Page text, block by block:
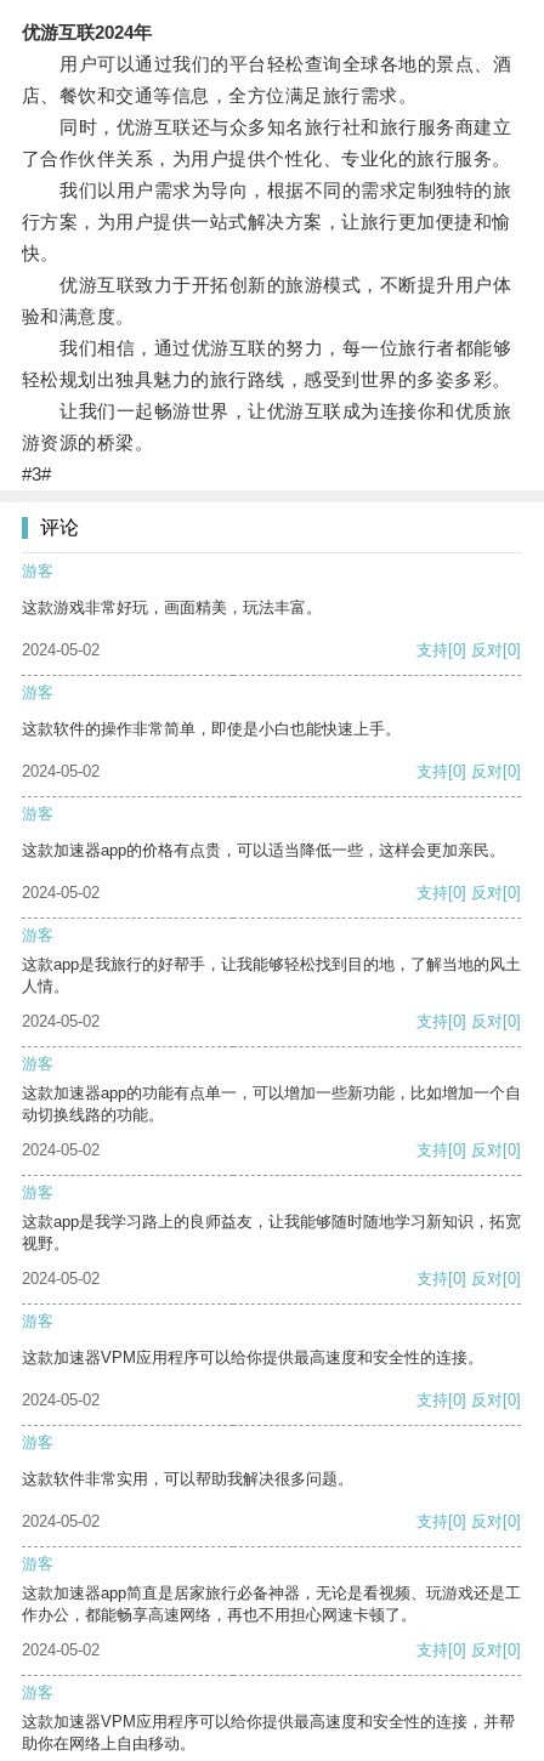
优游互联2024年
用户可以通过我们的平台轻松查询全球各地的景点、酒
店、餐饮和交通等信息，全方位满足旅行需求。
同时，优游互联还与众多知名旅行社和旅行服务商建立
了合作伙伴关系，为用户提供个性化、专业化的旅行服务。
我们以用户需求为导向，根据不同的需求定制独特的旅
行方案，为用户提供一站式解决方案，让旅行更加便捷和愉
快。
优游互联致力于开拓创新的旅游模式，不断提升用户体
验和满意度。
我们相信，通过优游互联的努力，每一位旅行者都能够
轻松规划出独具魅力的旅行路线，感受到世界的多姿多彩。
让我们一起畅游世界，让优游互联成为连接你和优质旅
游资源的桥梁。
#3#
评论
游客
这款游戏非常好玩，画面精美，玩法丰富。
2024-05-02 支持[0] 反对[0]
游客
这款软件的操作非常简单，即使是小白也能快速上手。
2024-05-02 支持[0] 反对[0]
游客
这款加速器app的价格有点贵，可以适当降低一些，这样会更加亲民。
2024-05-02 支持[0] 反对[0]
游客
这款app是我旅行的好帮手，让我能够轻松找到目的地，了解当地的风土
人情。
2024-05-02
支持[0] 反对[0]
游客
这款加速器app的功能有点单一，可以增加一些新功能，比如增加一个自
动切换线路的功能。
2024-05-02
支持[0] 反对[0]
游客
这款app是我学习路上的良师益友，让我能够随时随地学习新知识，拓宽
视野。
2024-05-02
支持[0] 反对[0]
游客
这款加速器VPM应用程序可以给你提供最高速度和安全性的连接。
2024-05-02 支持[0] 反对[0]
游客
这款软件非常实用，可以帮助我解决很多问题。
2024-05-02 支持[0] 反对[0]
游客
这款加速器app简直是居家旅行必备神器，无论是看视频、玩游戏还是工
作办公，都能畅享高速网络，再也不用担心网速卡顿了。
2024-05-02
支持[0] 反对[0]
游客
这款加速器VPM应用程序可以给你提供最高速度和安全性的连接，并帮
助你在网络上自由移动。